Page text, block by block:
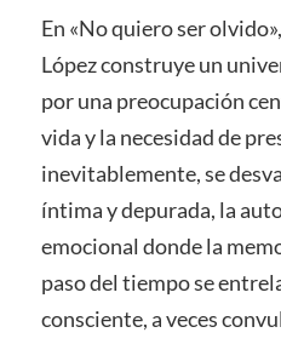
En «No quiero ser
López construye un
por una preocupación
vida y la necesidad de
inevitablemente, se
íntima y depurada, la
emocional donde la
paso del tiempo se
consciente, a veces